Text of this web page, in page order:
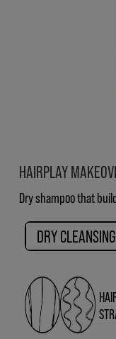
HAIRPLAY
Dry shampoo that
DRY CLEANSING